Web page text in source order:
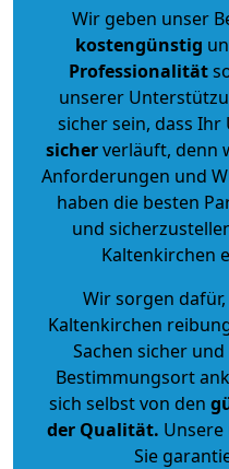
Wir geben unser
kostengünstig
Professionalität
unserer
sicher sein, dass Ihr
sicherverläuft, denn
Anforderungen und
haben die besten
und
Kaltenkirchen
Wir sorgen
Kaltenkirchen
Sachen sicher
Bestimmungsort
sich selbst von den
der Qualität.
Sie